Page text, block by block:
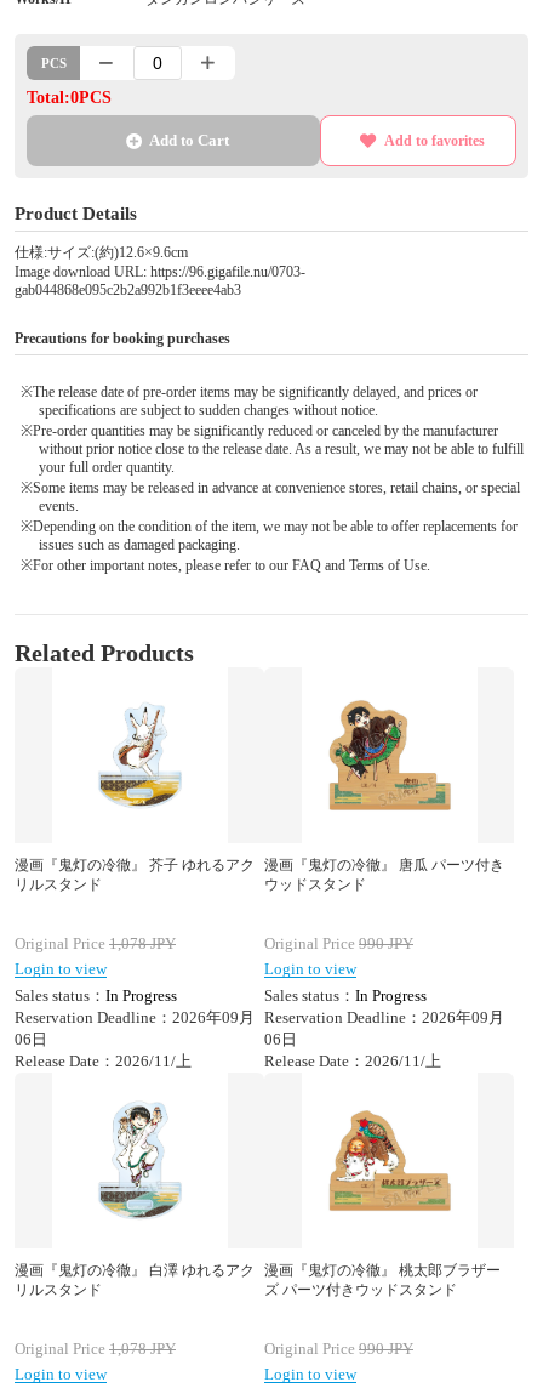
PCS
Total:0PCS
Add to Cart Add to favorites
Product Details
仕様:サイズ:(約)12.6×9.6cm
Image download URL: https://96.gigafile.nu/0703-
gab044868e095c2b2a992b1f3eeee4ab3
Precautions for booking purchases
※The release date of pre-order items may be significantly delayed, and prices or
specifications are subject to sudden changes without notice.
※Pre-order quantities may be significantly reduced or canceled by the manufacturer
without prior notice close to the release date. As a result, we may not be able to fulfill
your full order quantity.
※Some items may be released in advance at convenience stores, retail chains, or special
events.
※Depending on the condition of the item, we may not be able to offer replacements for
issues such as damaged packaging.
※For other important notes, please refer to our FAQ and Terms of Use.
Related Products
漫画『鬼灯の冷徹』 芥子 ゆれるアク
リルスタンド
Original Price 1,078JPY
Login to view
Sales status： In Progress
Reservation Deadline：2026年09月
06日
Release Date：2026/11/上
漫画『鬼灯の冷徹』 唐瓜 パーツ付き
ウッドスタンド
Original Price 990JPY
Login to view
Sales status： In Progress
Reservation Deadline：2026年09月
06日
Release Date：2026/11/上
漫画『鬼灯の冷徹』 白澤 ゆれるアク
リルスタンド
Original Price 1,078JPY
Login to view
漫画『鬼灯の冷徹』 桃太郎ブラザー
ズ パーツ付きウッドスタンド
Original Price 990JPY
Login to view